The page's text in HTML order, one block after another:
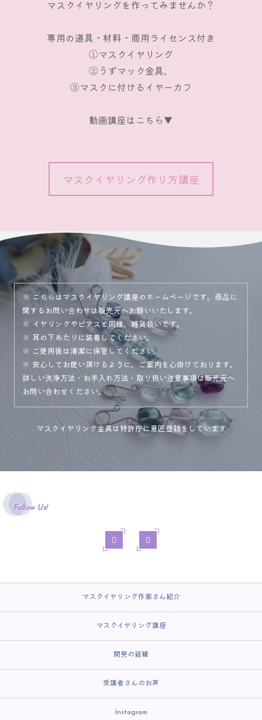
マスクイヤリングを作ってみませんか？
専用の道具・材料・商用ライセンス付き
①マスクイヤリング
②うずマック金具、
③マスクに付けるイヤーカフ
動画講座はこちら▼
マスクイヤリング作り方講座
※ こちらはマスクイヤリング講座のホームページです。商品に
関するお問い合わせは販売元へお願いいたします。
※ イヤリングやピアスと同様、雑貨扱いです。
※ 耳の下あたりに装着してください。
※ ご使用後は清潔に保管してください。
※ 安心してお使い頂けるように、ご案内を心掛けております。
詳しい洗浄方法・お手入れ方法・取り扱い注意事項は販売元へ
お問い合わせください。
マスクイヤリング金具は特許庁に意匠登録をしています
Follow Us!
マスクイヤリング作家さん紹介
マスクイヤリング講座
開発の経緯
受講者さんのお声
Instagram